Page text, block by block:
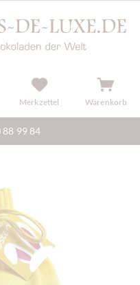
Merkzettel Warenkorb
88 99 84